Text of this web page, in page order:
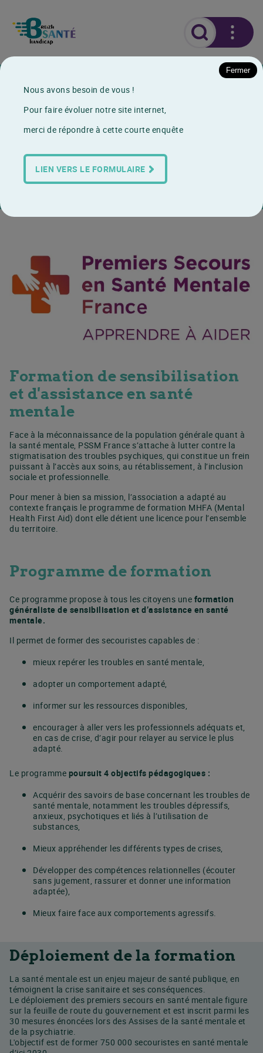
Actualités
Premiers Secours en Santé
Mentale (PSSM) France
Formation 19/01/2023
Formation de sensibilisation
et d'assistance en santé
mentale
Face à la méconnaissance de la population générale quant à
la santé mentale, PSSM France s’attache à lutter contre la
stigmatisation des troubles psychiques, qui constitue un frein
puissant à l’accès aux soins, au rétablissement, à l’inclusion
sociale et professionnelle.
Pour mener à bien sa mission, l’association a adapté au
contexte français le programme de formation MHFA (Mental
Health First Aid) dont elle détient une licence pour l’ensemble
du territoire.
Programme de formation
Ce programme propose à tous les citoyens une formation
généraliste de sensibilisation et d’assistance en santé
mentale.
Il permet de former des secouristes capables de :
mieux repérer les troubles en santé mentale,
adopter un comportement adapté,
informer sur les ressources disponibles,
encourager à aller vers les professionnels adéquats et,
en cas de crise, d’agir pour relayer au service le plus
adapté.
Le programme poursuit 4 objectifs pédagogiques :
Acquérir des savoirs de base concernant les troubles de
santé mentale, notamment les troubles dépressifs,
anxieux, psychotiques et liés à l’utilisation de
substances,
Mieux appréhender les différents types de crises,
Développer des compétences relationnelles (écouter
sans jugement, rassurer et donner une information
adaptée),
Mieux faire face aux comportements agressifs.
Déploiement de la formation
La santé mentale est un enjeu majeur de santé publique, en
témoignent la crise sanitaire et ses conséquences.
Le déploiement des premiers secours en santé mentale figure
sur la feuille de route du gouvernement et est inscrit parmi les
30 mesures énoncées lors des Assises de la santé mentale et
de la psychiatrie.
L'objectif est de former 750 000 secouristes en santé mentale
Fermer
Nous avons besoin de vous !
Pour faire évoluer notre site internet,
merci de répondre à cette courte enquête
LIEN VERS LE FORMULAIRE